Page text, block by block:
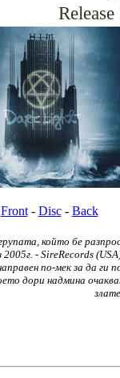
Front- Disc- Back
който бе
2005г. - SireRecords
по-мек за да ги
дори надмина